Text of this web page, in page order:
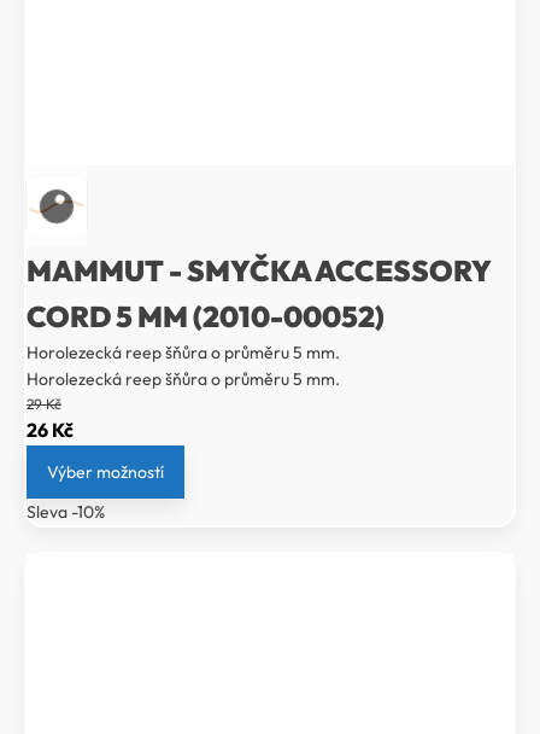
MAMMUT - SMYČKA ACCESSORY
CORD 5 MM (2010-00052)
Horolezecká reep šňůra o průměru 5 mm.
Horolezecká reep šňůra o průměru 5 mm.
29Kč
Původní
cena
byla:
29 Kč.
26 KčAktuální
26 Kč.
Výber možností
Sleva -10%